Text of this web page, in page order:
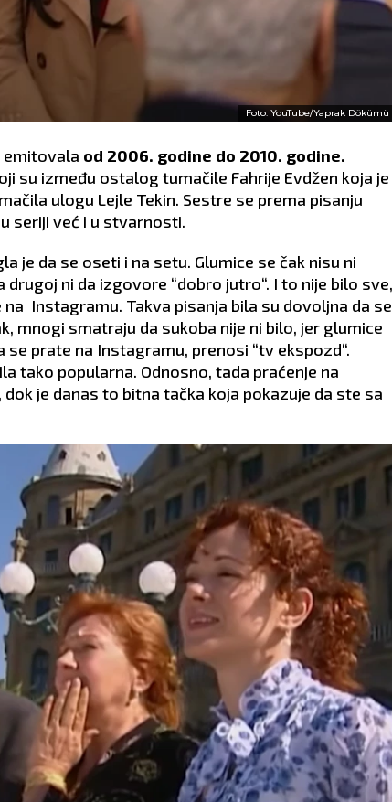
Foto: YouTube/Yaprak Dökümü
emitovala od 2006. godine do 2010. godine.
su između ostalog tumačile Fahrije Evdžen koja je
ulogu Lejle Tekin. Sestre se prema pisanju
seriji već i u stvarnosti.
je da se oseti i na setu. Glumice se čak nisu ni
ni da izgovore “dobro jutro“. I to nije bilo sve,
Instagramu. Takva pisanja bila su dovoljna da se
mnogi smatraju da sukoba nije ni bilo, jer glumice
prate na Instagramu, prenosi “tv ekspozd“.
tako popularna. Odnosno, tada praćenje na
je danas to bitna tačka koja pokazuje da ste sa
DEVICA
24.8 - 23.9
Uspeh u kreativnim
i u oblasti
obeležiće ovaj dan.
imate tajne rivale
podrivaju.
Partneru posvetite
i otvoreno
da ne bi došlo
rasprave ili totalnog
Pojačana
VAGA
24.9 - 23.10
POSAO:Danas možete
očekivati zastoj u okviru
platnog prometa. Pa
uspešno ćete
rešenje i rešiti ono što ste
zacrtali.
LJUBAV:Vaš odnos s
partnerom obeležiće
ljubomorna scena.
Neophodan je iskren
razgovor s obe strane.
ZDRAVLJE:Odlično.